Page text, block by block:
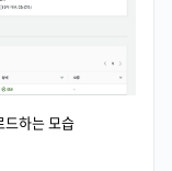
하는 모습